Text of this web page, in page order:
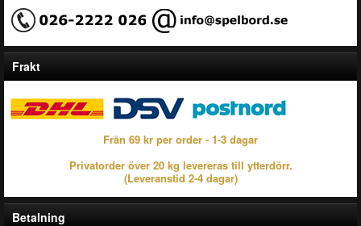
Frakt
Från 69 kr per order - 1-3 dagar
Privatorder över 20 kg levereras till ytterdörr.
(Leveranstid 2-4 dagar)
Betalning